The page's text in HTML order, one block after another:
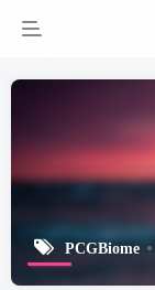
PCGBiome